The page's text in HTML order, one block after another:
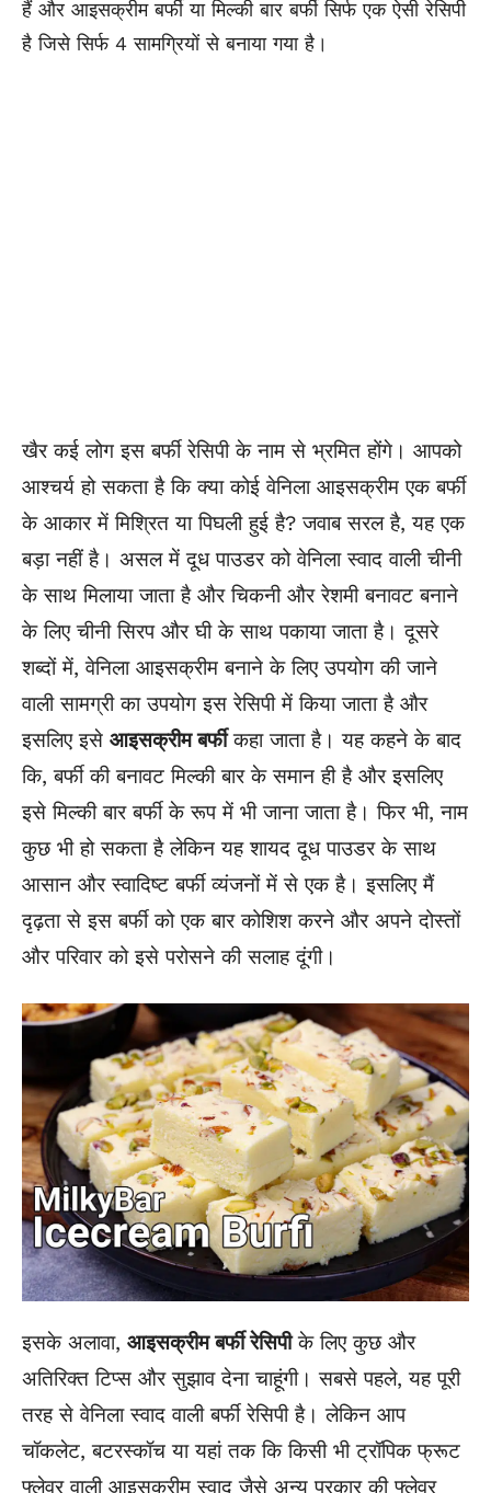
हैं और आइसक्रीम बर्फी या मिल्की बार बर्फी सिर्फ एक ऐसी रेसिपी
है जिसे सिर्फ 4 सामग्रियों से बनाया गया है।
खैर कई लोग इस बर्फी रेसिपी के नाम से भ्रमित होंगे। आपको
आश्चर्य हो सकता है कि क्या कोई वेनिला आइसक्रीम एक बर्फी
के आकार में मिश्रित या पिघली हुई है? जवाब सरल है, यह एक
बड़ा नहीं है। असल में दूध पाउडर को वेनिला स्वाद वाली चीनी
के साथ मिलाया जाता है और चिकनी और रेशमी बनावट बनाने
के लिए चीनी सिरप और घी के साथ पकाया जाता है। दूसरे
शब्दों में, वेनिला आइसक्रीम बनाने के लिए उपयोग की जाने
वाली सामग्री का उपयोग इस रेसिपी में किया जाता है और
इसलिए इसे आइसक्रीम बर्फीकहा जाता है। यह कहने के बाद
कि, बर्फी की बनावट मिल्की बार के समान ही है और इसलिए
इसे मिल्की बार बर्फी के रूप में भी जाना जाता है। फिर भी, नाम
कुछ भी हो सकता है लेकिन यह शायद दूध पाउडर के साथ
आसान और स्वादिष्ट बर्फी व्यंजनों में से एक है। इसलिए मैं
दृढ़ता से इस बर्फी को एक बार कोशिश करने और अपने दोस्तों
और परिवार को इसे परोसने की सलाह दूंगी।
इसके अलावा, आइसक्रीम बर्फी रेसिपीके लिए कुछ और
अतिरिक्त टिप्स और सुझाव देना चाहूंगी। सबसे पहले, यह पूरी
तरह से वेनिला स्वाद वाली बर्फी रेसिपी है। लेकिन आप
चॉकलेट, बटरस्कॉच या यहां तक ​​कि किसी भी ट्रॉपिक फ्रूट
फ्लेवर वाली आइसक्रीम स्वाद जैसे अन्य प्रकार की फ्लेवर